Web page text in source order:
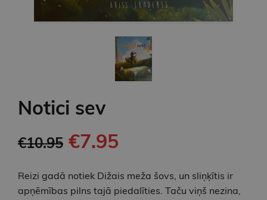
Notici sev
€10.95 €7.95
Reizi gadā notiek Dižais meža šovs, un sliņķītis ir
apņēmības pilns tajā piedalīties. Taču viņš nezina,